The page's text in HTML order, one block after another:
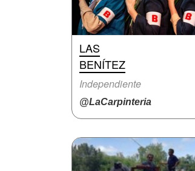
LAS
BENÍTEZ
Independiente
@LaCarpinteria